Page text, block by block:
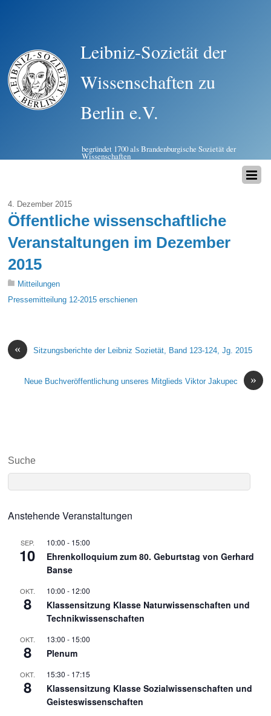
Leibniz-Sozietät der
Wissenschaften zu
Berlin e.V.
begründet 1700 als Brandenburgische Sozietät der
Wissenschaften
4. Dezember 2015
Öffentliche wissenschaftliche
Veranstaltungen im Dezember
2015
Mitteilungen
Pressemitteilung 12-2015 erschienen
« Sitzungsberichte der Leibniz Sozietät, Band 123-124, Jg. 2015
»
Neue Buchveröffentlichung unseres Mitglieds Viktor Jakupec
Suche
Anstehende Veranstaltungen
SEP.
10
10:00 - 15:00
Ehrenkolloquium zum 80. Geburtstag von Gerhard
Banse
OKT.
8
10:00 - 12:00
Klassensitzung Klasse Naturwissenschaften und
Technikwissenschaften
OKT.
8
13:00 - 15:00
Plenum
OKT.
8
15:30 - 17:15
Klassensitzung Klasse Sozialwissenschaften und
Geisteswissenschaften